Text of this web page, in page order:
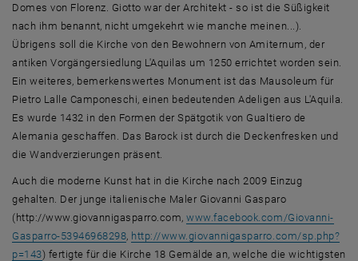
Domes von Florenz. Giotto war der Architekt - so ist die Süßigkeit
nach ihm benannt, nicht umgekehrt wie manche meinen...).
Übrigens soll die Kirche von den Bewohnern von Amiternum, der
antiken Vorgängersiedlung L'Aquilas um 1250 errichtet worden sein.
Ein weiteres, bemerkenswertes Monument ist das Mausoleum für
Pietro Lalle Camponeschi, einen bedeutenden Adeligen aus L'Aquila.
Es wurde 1432 in den Formen der Spätgotik von Gualtiero de
Alemania geschaffen. Das Barock ist durch die Deckenfresken und
die Wandverzierungen präsent.
Auch die moderne Kunst hat in die Kirche nach 2009 Einzug
gehalten. Der junge italienische Maler Giovanni Gasparo
(http://www.giovannigasparro.com,www.facebook.com/Giovanni-
Gasparro-53946968298 http://www.giovannigasparro.com/sp.php?
p=143, opens an external URL in a new window
) fertigte für die Kirche 18 Gemälde an, welche die wichtigsten